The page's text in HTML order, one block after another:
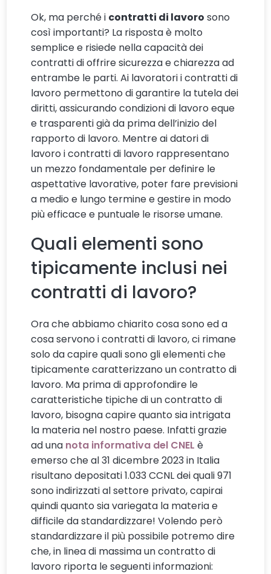
Ok, ma perché i contratti di lavoro sono
così importanti? La risposta è molto
semplice e risiede nella capacità dei
contratti di offrire sicurezza e chiarezza ad
entrambe le parti. Ai lavoratori i contratti di
lavoro permettono di garantire la tutela dei
diritti, assicurando condizioni di lavoro eque
e trasparenti già da prima dell’inizio del
rapporto di lavoro. Mentre ai datori di
lavoro i contratti di lavoro rappresentano
un mezzo fondamentale per definire le
aspettative lavorative, poter fare previsioni
a medio e lungo termine e gestire in modo
più efficace e puntuale le risorse umane.
Quali elementi sono
tipicamente inclusi nei
contratti di lavoro?
Ora che abbiamo chiarito cosa sono ed a
cosa servono i contratti di lavoro, ci rimane
solo da capire quali sono gli elementi che
tipicamente caratterizzano un contratto di
lavoro. Ma prima di approfondire le
caratteristiche tipiche di un contratto di
lavoro, bisogna capire quanto sia intrigata
la materia nel nostro paese. Infatti grazie
ad una nota informativa del CNEL è
emerso che al 31 dicembre 2023 in Italia
risultano depositati 1.033 CCNL dei quali 971
sono indirizzati al settore privato, capirai
quindi quanto sia variegata la materia e
difficile da standardizzare! Volendo però
standardizzare il più possibile potremo dire
che, in linea di massima un contratto di
lavoro riporta le seguenti informazioni: